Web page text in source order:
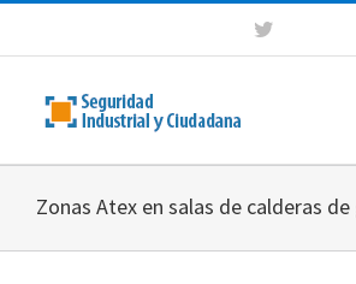
al
contenido
Twitter
Zonas Atex en salas de calderas de